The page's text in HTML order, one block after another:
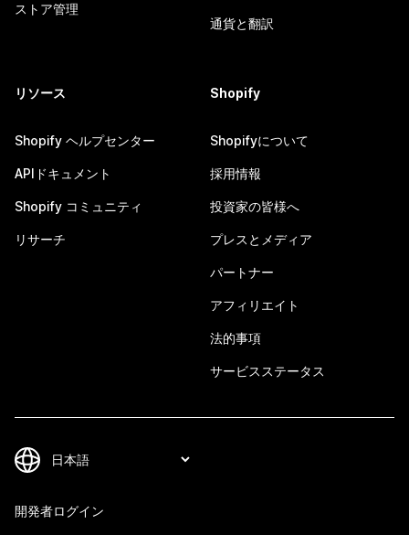
ストア管理
通貨と翻訳
リソース
Shopify ヘルプセンター
APIドキュメント
Shopify コミュニティ
リサーチ
Shopify
Shopifyについて
採用情報
投資家の皆様へ
プレスとメディア
パートナー
アフィリエイト
法的事項
サービスステータス
開発者ログイン